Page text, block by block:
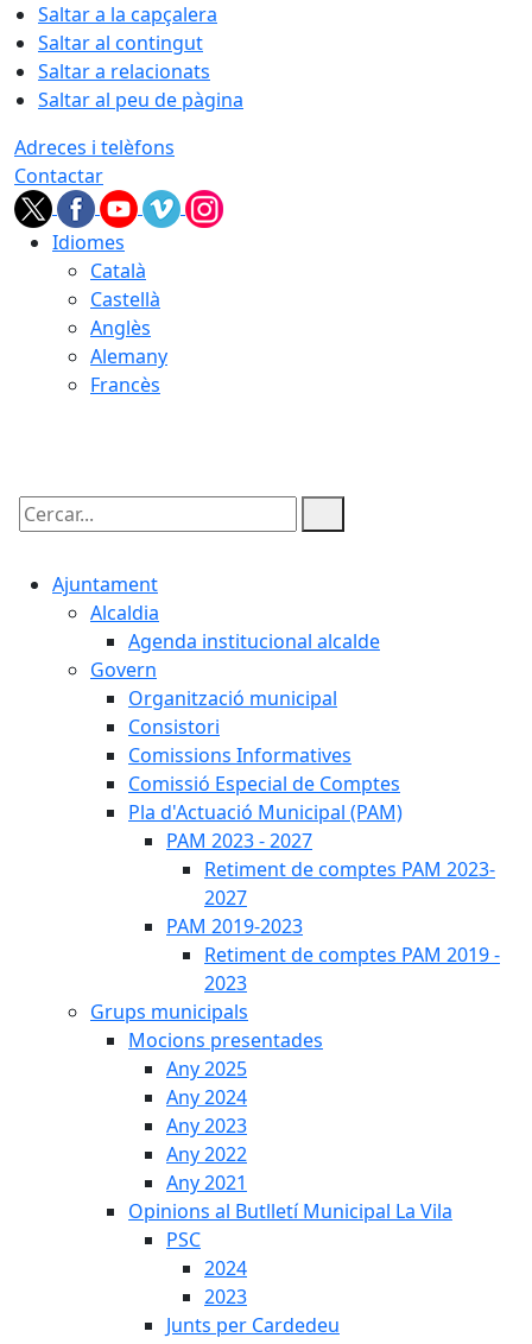
Saltar a la capçalera
Saltar al contingut
Saltar a relacionats
Saltar al peu de pàgina
Adreces i telèfons
Contactar
Idiomes
Català
Castellà
Anglès
Alemany
Francès
Cercar:
Ajuntament
Alcaldia
Agenda institucional alcalde
Govern
Organització municipal
Consistori
Comissions Informatives
Comissió Especial de Comptes
Pla d'Actuació Municipal (PAM)
PAM 2023 - 2027
Retiment de comptes PAM 2023-
2027
PAM 2019-2023
Retiment de comptes PAM 2019 -
2023
Grups municipals
Mocions presentades
Any 2025
Any 2024
Any 2023
Any 2022
Any 2021
Opinions al Butlletí Municipal La Vila
PSC
2024
2023
Junts per Cardedeu